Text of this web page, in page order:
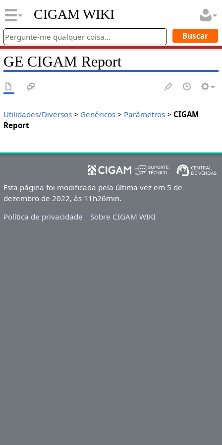
CIGAM WIKI
GE CIGAM Report
Utilidades/Diversos> Genéricos> Parâmetros> CIGAM
Report
Esta página foi modificada pela última vez em 5 de
dezembro de 2022, às 11h26min.
Política de privacidade
Sobre CIGAM WIKI